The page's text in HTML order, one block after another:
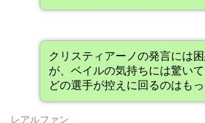
クリスティアーノの発言には
が、ベイルの気持ちには驚い
どの選手が控えに回るのはもっ
レアルファン